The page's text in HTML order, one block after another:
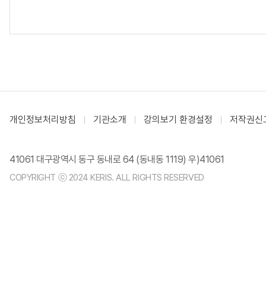
개인정보처리방침 기관소개 강의보기 환경설정 저작권신
41061 대구광역시 동구 동내로 64 (동내동 1119) 우)41061
COPYRIGHT ⓒ 2024 KERIS. ALL RIGHTS RESERVED